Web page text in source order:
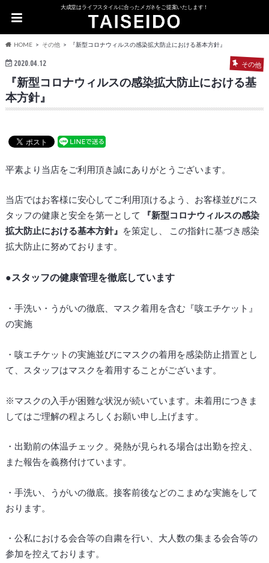
大成堂はライフスタイルに合ったメガネをご提案いたします！
HOME その他 『新型コロナウィルスの感染拡大防止における基本方針』
2020.04.12 その他
『新型コロナウィルスの感染拡大防止における基
本方針』
平素より当店をご利用頂き誠にありがとうございます。
当店ではお客様に安心してご利用頂けるよう、お客様並びにス
タッフの健康と安全を第一として
『新型コロナウィルスの感染
拡大防止における基本方針』 を策定し、 この指針に基づき感染
拡大防止に努めております。
●スタッフの健康管理を徹底しています
・手洗い・うがいの徹底、マスク着用を含む『咳エチケット』
の実施
・咳エチケットの実施並びにマスクの着用を感染防止措置とし
て、スタッフはマスクを着用することがございます。
※マスクの入手が困難な状況が続いています。未着用につきま
してはご理解の程よろしくお願い申し上げます。
・出勤前の体温チェック。発熱が見られる場合は出勤を控え、
また報告を義務付けています。
・手洗い、うがいの徹底。接客前後などのこまめな実施をして
おります。
・公私における会合等の自粛を行い、大人数の集まる会合等の
参加を控えております。